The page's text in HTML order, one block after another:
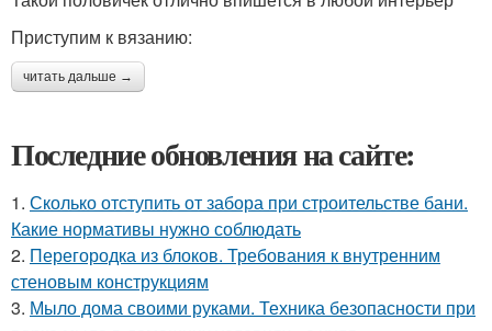
Приступим к вязанию:
читать дальше →
Последние обновления на сайте:
1. Сколько отступить от забора при строительстве бани.
Какие нормативы нужно соблюдать
2. Перегородка из блоков. Требования к внутренним
стеновым конструкциям
3. Мыло дома своими руками. Техника безопасности при